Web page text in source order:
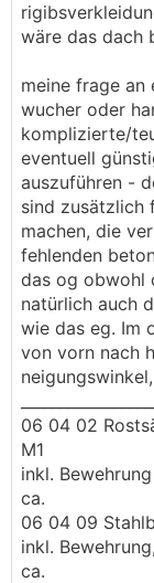
wäre das dach
meine frage an
wucher oder
komplizierte/
eventuell
auszuführen -
sind zusätzlich
machen, die
fehlenden
das og obwohl
natürlich auch
wie das eg. Im
von vorn nach
06 04 02
M1
inkl.
ca.
06 04 09
inkl.
ca.